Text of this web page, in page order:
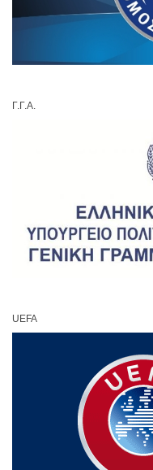
Γ.Γ.Α.
UEFA